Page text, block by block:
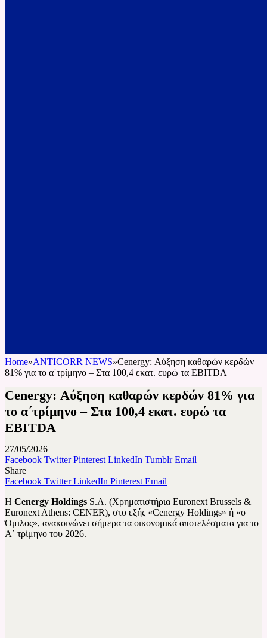
Home»ANTICORR NEWS»Cenergy: Αύξηση καθαρών κερδών
81% για το α΄τρίμηνο – Στα 100,4 εκατ. ευρώ τα EBITDA
Cenergy: Αύξηση καθαρών κερδών 81% για
το α΄τρίμηνο – Στα 100,4 εκατ. ευρώ τα
EBITDA
27/05/2026
Facebook Twitter Pinterest LinkedIn Tumblr Email
Share
Facebook Twitter LinkedIn Pinterest Email
Η Cenergy Holdings S.A. (Χρηματιστήρια Euronext Brussels &
Euronext Athens: CENER), στο εξής «Cenergy Holdings» ή «ο
Όμιλος», ανακοινώνει σήμερα τα οικονομικά́ αποτελέσματα για το
Α΄ τρίμηνο του 2026.